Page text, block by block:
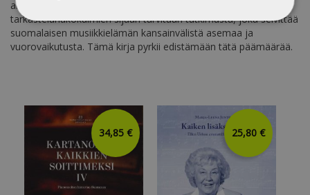
alussa. Aiempien nationalististen ja teleologisten
tarkastelunäkökulmien sijaan tarvitaan tutkimusta, joka selvittää
suomalaisen musiikkielämän kansainvälistä asemaa ja
vuorovaikutusta. Tämä kirja pyrkii edistämään tätä päämäärää.
34,85 € 25,80 €